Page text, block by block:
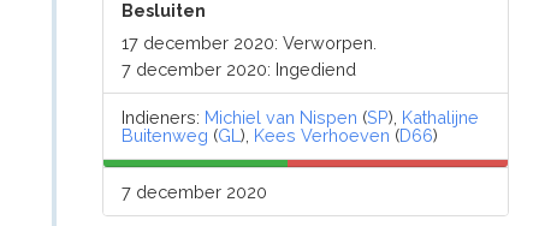
Besluiten
17 december 2020: Verworpen.
7 december 2020: Ingediend
Indieners: Michiel van Nispen (SP), Kathalijne
Buitenweg (GL), Kees Verhoeven (D66)
7 december 2020